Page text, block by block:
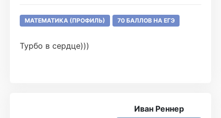
МАТЕМАТИКА (ПРОФИЛЬ) 70 БАЛЛОВ НА ЕГЭ
Турбо в сердце)))
Иван Реннер